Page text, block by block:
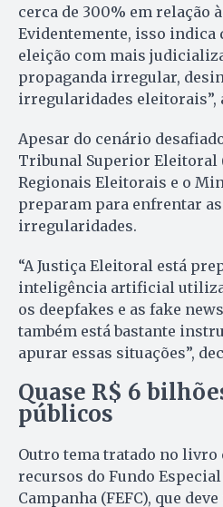
cerca de 300% em relação
Evidentemente, isso indica
eleição com mais
propaganda irregular,
irregularidades eleitorais”,
Apesar do cenário
Tribunal Superior Eleitoral
Regionais Eleitorais e o
preparam para enfrentar
irregularidades.
“A Justiça Eleitoral está
inteligência artificial
os deepfakes e as fake
também está bastante
apurar essas situações”,
Quase R$ 6
públicos
Outro tema tratado no livro
recursos do Fundo
Campanha (FEFC), que